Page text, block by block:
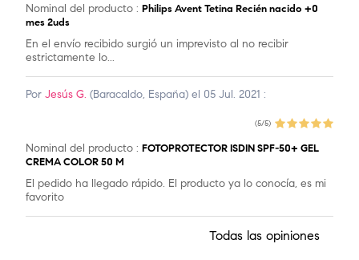
Nominal del producto : Philips Avent Tetina Recién nacido +0
mes 2uds
En el envío recibido surgió un imprevisto al no recibir
estrictamente lo...
Por Jesús G. (Baracaldo, España) el 05 Jul. 2021 :
(5/5)
Nominal del producto : FOTOPROTECTOR ISDIN SPF-50+ GEL
CREMA COLOR 50 M
El pedido ha llegado rápido. El producto ya lo conocía, es mi
favorito
Todas las opiniones